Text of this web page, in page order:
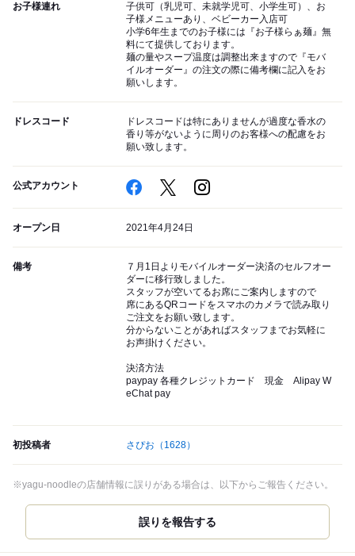
お子様連れ
子供可（乳児可、未就学児可、小学生可）、お
子様メニューあり、ベビーカー入店可
小学6年生までのお子様には『お子様らぁ麺』無
料にて提供しております。
麺の量やスープ温度は調整出来ますので『モバ
イルオーダー』の注文の際に備考欄に記入をお
願いします。
ドレスコード
ドレスコードは特にありませんが過度な香水の
香り等がないように周りのお客様への配慮をお
願い致します。
公式アカウント
オープン日 2021年4月24日
備考
７月1日よりモバイルオーダー決済のセルフオー
ダーに移行致しました。
スタッフが空いてるお席にご案内しますので
席にあるQRコードをスマホのカメラで読み取り
ご注文をお願い致します。
分からないことがあればスタッフまでお気軽に
お声掛けください。
決済方法
paypay 各種クレジットカード 現金 Alipay W
eChat pay
初投稿者 さぴお （1628）
※yagu-noodleの店舗情報に誤りがある場合は、以下からご報告ください。
誤りを報告する